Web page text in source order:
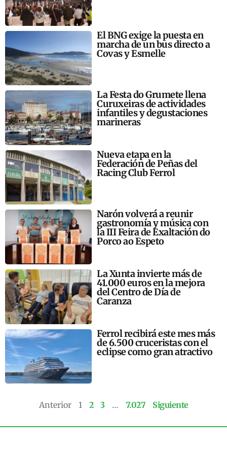
El BNG exige la puesta en
marcha de un bus directo a
Covas y Esmelle
La Festa do Grumete llena
Curuxeiras de actividades
infantiles y degustaciones
marineras
Nueva etapa en la
Federación de Peñas del
Racing Club Ferrol
Narón volverá a reunir
gastronomía y música con
la III Feira de Exaltación do
Porco ao Espeto
La Xunta invierte más de
41.000 euros en la mejora
del Centro de Día de
Caranza
Ferrol recibirá este mes más
de 6.500 cruceristas con el
eclipse como gran atractivo
Anterior 1 2 3 … 7.027 Siguiente